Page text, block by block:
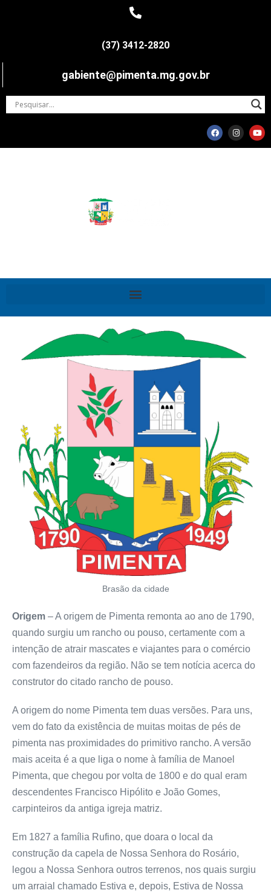
(37) 3412-2820
gabiente@pimenta.mg.gov.br
Brasão da cidade
Origem – A origem de Pimenta remonta ao ano de 1790,
quando surgiu um rancho ou pouso, certamente com a
intenção de atrair mascates e viajantes para o comércio
com fazendeiros da região. Não se tem notícia acerca do
construtor do citado rancho de pouso.
A origem do nome Pimenta tem duas versões. Para uns,
vem do fato da existência de muitas moitas de pés de
pimenta nas proximidades do primitivo rancho. A versão
mais aceita é a que liga o nome à família de Manoel
Pimenta, que chegou por volta de 1800 e do qual eram
descendentes Francisco Hipólito e João Gomes,
carpinteiros da antiga igreja matriz.
Em 1827 a família Rufino, que doara o local da
construção da capela de Nossa Senhora do Rosário,
legou a Nossa Senhora outros terrenos, nos quais surgiu
um arraial chamado Estiva e, depois, Estiva de Nossa